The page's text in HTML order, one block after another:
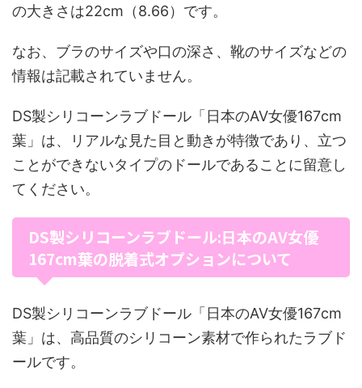
の大きさは22cm（8.66）です。
なお、ブラのサイズや口の深さ、靴のサイズなどの
情報は記載されていません。
DS製シリコーンラブドール「日本のAV女優167cm
葉」は、リアルな見た目と動きが特徴であり、立つ
ことができないタイプのドールであることに留意し
てください。
DS製シリコーンラブドール:日本のAV女優
167cm葉の脱着式オプションについて
DS製シリコーンラブドール「日本のAV女優167cm
葉」は、高品質のシリコーン素材で作られたラブド
ールです。